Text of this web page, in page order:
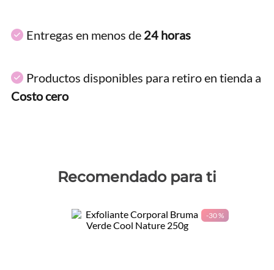
Entregas en menos de 24 horas
Productos disponibles para retiro en tienda a
Costo cero
Recomendado para ti
-30 %